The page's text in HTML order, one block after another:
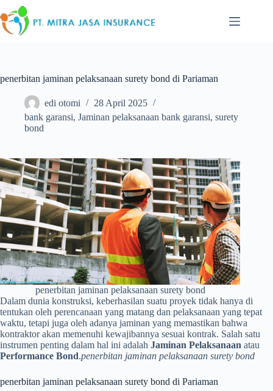
to
content
penerbitan jaminan pelaksanaan surety bond di Pariaman
edi otomi
28 April 2025
bank garansi, Jaminan pelaksanaan bank garansi, surety
bond
penerbitan jaminan pelaksanaan surety bond
Dalam dunia konstruksi, keberhasilan suatu proyek tidak hanya di
tentukan oleh perencanaan yang matang dan pelaksanaan yang tepat
waktu, tetapi juga oleh adanya jaminan yang memastikan bahwa
kontraktor akan memenuhi kewajibannya sesuai kontrak. Salah satu
instrumen penting dalam hal ini adalah Jaminan Pelaksanaan atau
Performance Bond.penerbitan jaminan pelaksanaan surety bond
penerbitan jaminan pelaksanaan surety bond di Pariaman